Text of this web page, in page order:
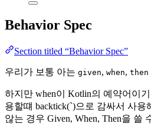
Behavior Spec
Section titled “Behavior Spec”
우리가 보통 아는 given, when, then
하지만 when이 Kotlin의 예약어이
용할떄 backtick(`)으로 감싸서 사용
않는 경우 Given, When, Then을 쓸